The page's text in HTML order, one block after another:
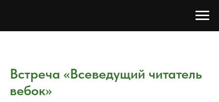
Встреча «Всеведущий читатель
вебок»